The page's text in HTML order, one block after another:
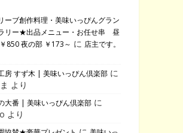
ーブ創作料理・美味いっぴんグラン
リー★出品メニュー・お任せ串 昼
850 夜の部 ￥173～ に 店主です。
房 すず木 | 美味いっぴん倶楽部 に
より
大番 | 美味いっぴん倶楽部 に
より